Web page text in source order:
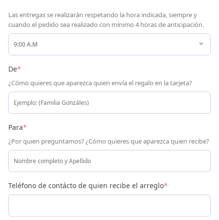
Las entregas se realizarán respetando la hora indicada, siempre y
cuando el pedido sea realizado con mínimo 4 horas de anticipación.
De*
¿Cómo quieres que aparezca quien envía el regalo en la tarjeta?
Para*
¿Por quien preguntamos? ¿Cómo quieres que aparezca quien recibe?
Teléfono de contácto de quien recibe el arreglo*